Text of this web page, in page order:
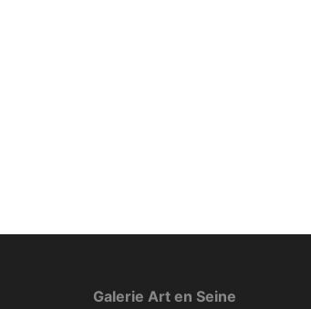
Galerie Art en Seine